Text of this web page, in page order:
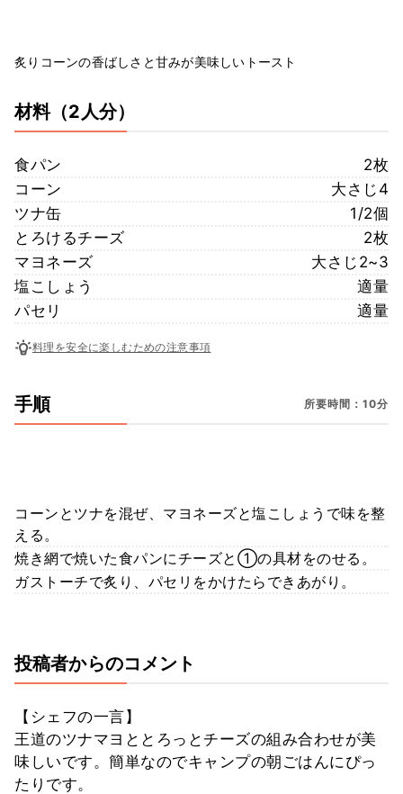
炙りコーンの香ばしさと甘みが美味しいトースト
材料（2人分）
食パン
2枚
コーン
大さじ4
ツナ缶
1/2個
とろけるチーズ
2枚
マヨネーズ
大さじ2~3
塩こしょう
適量
パセリ
適量
料理を安全に楽しむための注意事項
手順 所要時間：10分
コーンとツナを混ぜ、マヨネーズと塩こしょうで味を整
える。
焼き網で焼いた食パンにチーズと①の具材をのせる。
ガストーチで炙り、パセリをかけたらできあがり。
投稿者からのコメント
【シェフの一言】
王道のツナマヨととろっとチーズの組み合わせが美
味しいです。簡単なのでキャンプの朝ごはんにぴっ
たりです。